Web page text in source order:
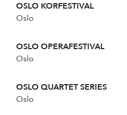
OSLO KORFESTIVAL
Oslo
OSLO OPERAFESTIVAL
Oslo
OSLO QUARTET SERIES
Oslo